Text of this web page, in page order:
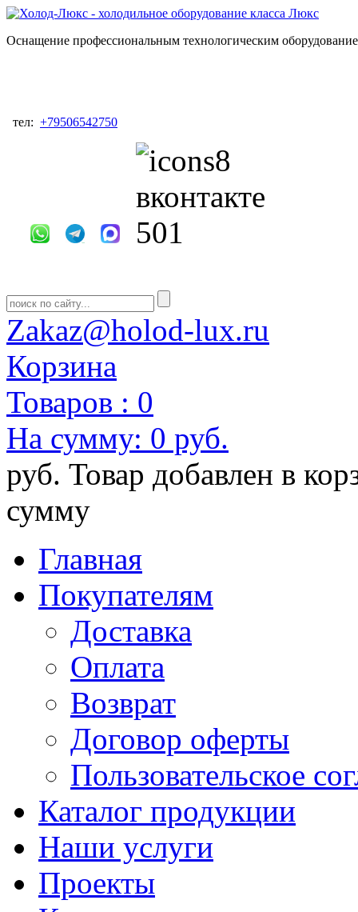
Оснащение профессиональным технологическим
тел: +79506542750
Zakaz@holod-lux.ru
Корзина
Товаров : 0
На сумму: 0 руб.
руб. Товар добавлен в
сумму
Главная
Покупателям
Доставка
Оплата
Возврат
Договор оферты
Пользовательское
Каталог продукции
Наши услуги
Проекты